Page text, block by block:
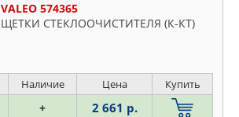
VALEO 574365
ЩЕТКИ СТЕКЛООЧИСТИТЕЛЯ (К-КТ)
Наличие Цена Купить
+ 2 661 р.